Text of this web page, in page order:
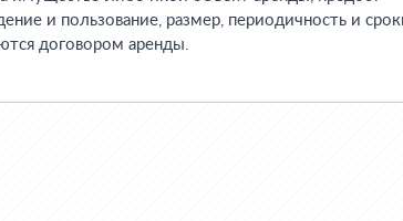
и пользование, размер, периодичность и
договором аренды.